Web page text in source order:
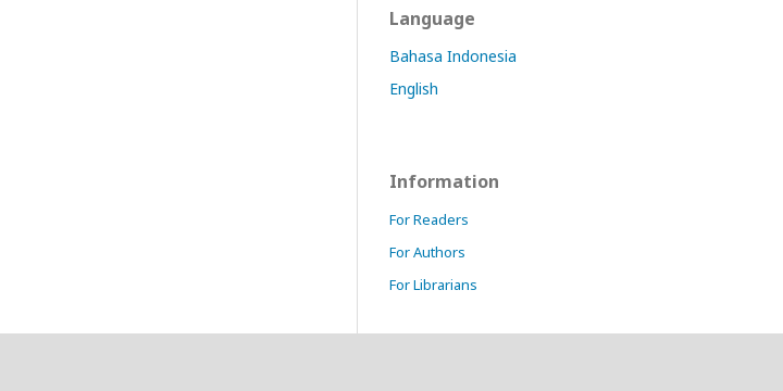
Language
Bahasa Indonesia
English
Information
For Readers
For Authors
For Librarians